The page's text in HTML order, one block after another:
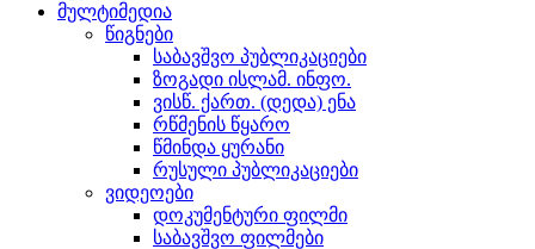
მულტიმედია
წიგნები
საბავშვო პუბლიკაციები
ზოგადი ისლამ. ინფო.
ვისწ. ქართ. (დედა) ენა
რწმენის წყარო
წმინდა ყურანი
რუსული პუბლიკაციები
ვიდეოები
დოკუმენტური ფილმი
საბავშვო ფილმები